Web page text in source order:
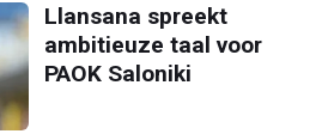
Llansana spreekt
ambitieuze taal voor
PAOK Saloniki